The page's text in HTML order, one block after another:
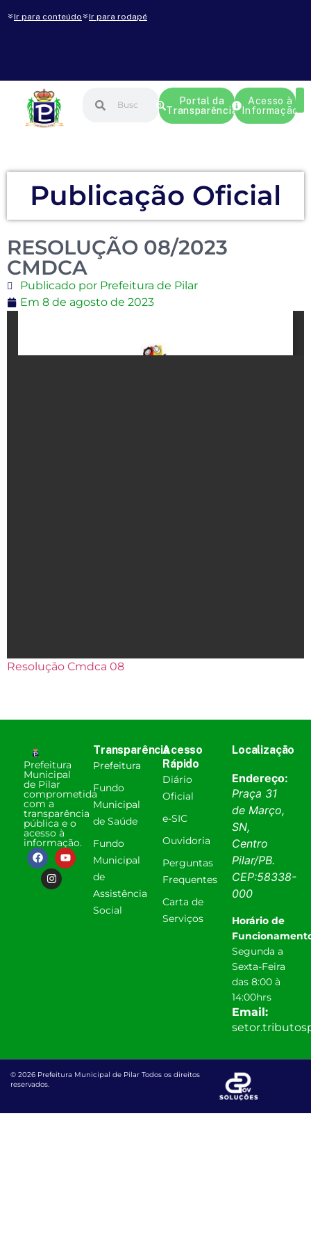
Ir para conteúdo Ir para rodapé
Portal da
Transparência
Acesso à
Informação
Publicação Oficial
RESOLUÇÃO 08/2023
CMDCA
Publicado por Prefeitura de Pilar
Em 8 de agosto de 2023
Resolução Cmdca 08
Prefeitura
Municipal
de Pilar
comprometida
com a
transparência
pública e o
acesso à
informação.
Transparência
Prefeitura
Fundo
Municipal
de Saúde
Fundo
Municipal
de
Assistência
Social
Acesso
Rápido
Diário
Oficial
e-SIC
Ouvidoria
Perguntas
Frequentes
Carta de
Serviços
Localização
Endereço:
Praça 31
de Março,
SN,
Centro
Pilar/PB.
CEP:58338-
000
Horário de
Segunda a
Sexta-Feira
das 8:00 à
14:00hrs
Email:
© 2026 Prefeitura Municipal de Pilar Todos os direitos
reservados.